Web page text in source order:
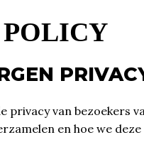
privacy van bezoekers
en hoe we